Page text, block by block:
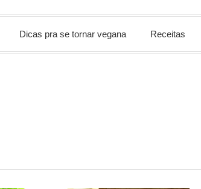
Dicas pra se tornar vegana Receitas